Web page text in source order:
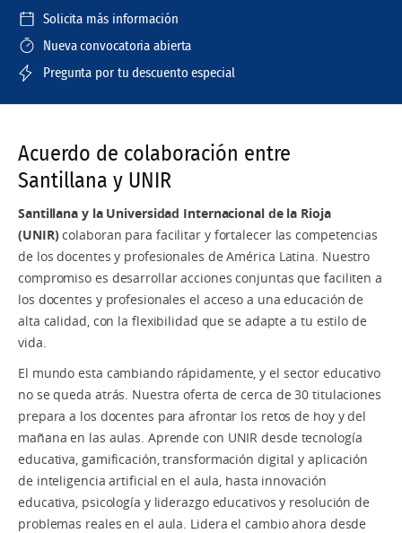
Solicita más información
Nueva convocatoria abierta
Pregunta por tu descuento especial
Acuerdo de colaboración entre
Santillana y UNIR
Santillana y la Universidad Internacional de la Rioja
(UNIR)colaboran para facilitar y fortalecer las competencias
de los docentes y profesionales de América Latina. Nuestro
compromiso es desarrollar acciones conjuntas que faciliten a
los docentes y profesionales el acceso a una educación de
alta calidad, con la flexibilidad que se adapte a tu estilo de
vida.
El mundo esta cambiando rápidamente, y el sector educativo
no se queda atrás. Nuestra oferta de cerca de 30 titulaciones
prepara a los docentes para afrontar los retos de hoy y del
mañana en las aulas. Aprende con UNIR desde tecnología
educativa, gamificación, transformación digital y aplicación
de inteligencia artificial en el aula, hasta innovación
educativa, psicología y liderazgo educativos y resolución de
problemas reales en el aula. Lidera el cambio ahora desde